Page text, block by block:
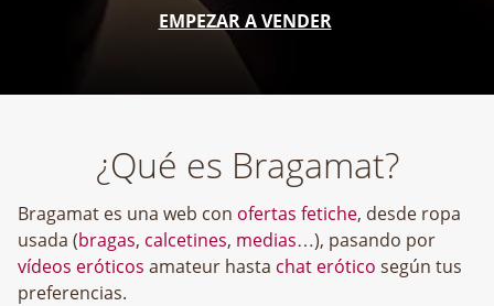
EMPEZAR A VENDER
¿Qué es Bragamat?
Bragamat es una web con ofertas fetiche, desde ropa
usada (bragas, calcetines, medias…), pasando por
vídeos eróticos amateur hasta chat erótico según tus
preferencias.